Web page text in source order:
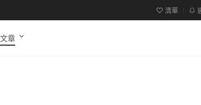
清單
章